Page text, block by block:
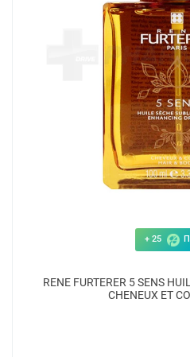
+ 25
RENE FURTERER 5 SENS
CHENEUX ET